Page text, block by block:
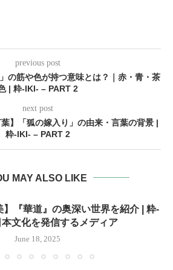
previous post
の筋や色が持つ意味とは？｜赤・青・茶
| 粋-IKI- – PART 2
next post
葉】「狐の嫁入り」の由来・言葉の背景 |
粋-IKI- – PART 2
MAY ALSO LIKE
】『華道』の奥深い世界を紹介 | 粋-
本文化を発信するメディア
June 18, 2025